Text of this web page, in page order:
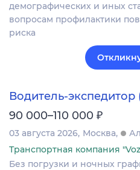
демографических и иных
вопросам профилактики
риска
Водитель-экспедитор
90 000–110 000 ₽
03 августа 2026 Москва
Транспортная компания
Без погрузки и ночных